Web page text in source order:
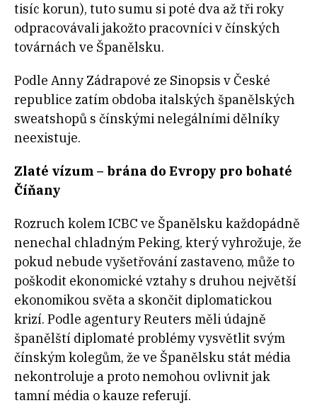
tisíc korun), tuto sumu si poté dva až tři roky
odpracovávali jakožto pracovníci v čínských
továrnách ve Španělsku.
Podle Anny Zádrapové ze Sinopsis v České
republice zatím obdoba italských španělských
sweatshopů s čínskými nelegálními dělníky
neexistuje.
Zlaté vízum – brána do Evropy pro bohaté
Číňany
Rozruch kolem ICBC ve Španělsku každopádně
nenechal chladným Peking, který vyhrožuje, že
pokud nebude vyšetřování zastaveno, může to
poškodit ekonomické vztahy s druhou největší
ekonomikou světa a skončit diplomatickou
krizí. Podle agentury Reuters měli údajně
španělští diplomaté problémy vysvětlit svým
čínským kolegům, že ve Španělsku stát média
nekontroluje a proto nemohou ovlivnit jak
tamní média o kauze referují.